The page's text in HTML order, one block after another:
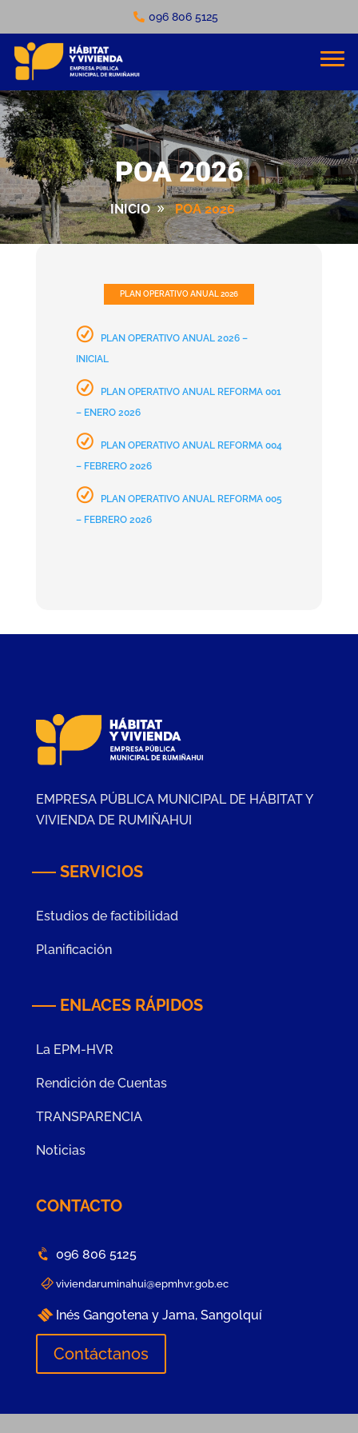
096 806 5125
POA 2026
INICIO POA 2026
PLAN OPERATIVO ANUAL 2026
PLAN OPERATIVO ANUAL 2026 –
INICIAL
PLAN OPERATIVO ANUAL REFORMA 001
– ENERO 2026
PLAN OPERATIVO ANUAL REFORMA 004
– FEBRERO 2026
PLAN OPERATIVO ANUAL REFORMA 005
– FEBRERO 2026
EMPRESA PÚBLICA MUNICIPAL DE HÁBITAT Y
VIVIENDA DE RUMIÑAHUI
SERVICIOS
Estudios de factibilidad
Planificación
ENLACES RÁPIDOS
La EPM-HVR
Rendición de Cuentas
TRANSPARENCIA
Noticias
CONTACTO
096 806 5125
viviendaruminahui@epmhvr.gob.ec
Inés Gangotena y Jama, Sangolquí
Contáctanos